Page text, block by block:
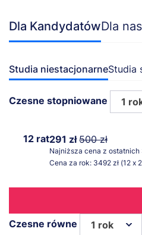
Dla KandydatówDla
Studia niestacjonarneStudia
Czesne stopniowane 1
12 rat291 zł500 zł
Najniższa cena z ostatnich
Cena za rok: 3492 zł (12 x
Czesne równe 1 rok